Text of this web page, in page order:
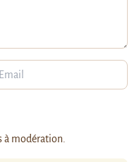
à modération.